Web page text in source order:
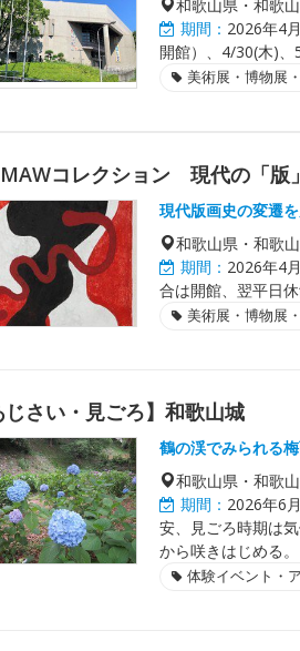
和歌山県・和歌
期間： 2026年4
開館）、4/30(木)、
美術展・博物展
コレクション 現代の「版
現代版画史の変遷
和歌山県・和歌
期間： 2026年4
合は開館、翌平日
美術展・博物展
じさい・見ごろ】和歌山城
鶴の渓でみられる
和歌山県・和歌
期間： 2026年6
安、見ごろ時期は
から咲きはじめる。
体験イベント・